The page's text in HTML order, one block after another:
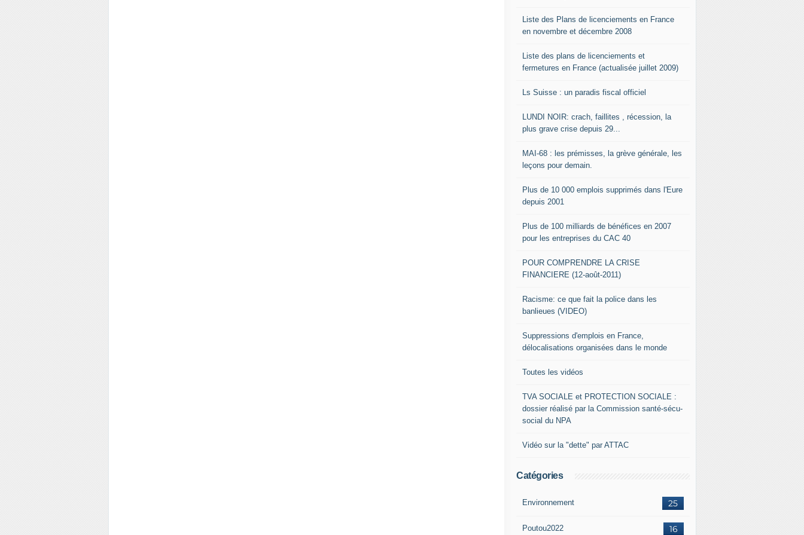
Liste des Plans de licenciements en France
en novembre et décembre 2008
Liste des plans de licenciements et
fermetures en France (actualisée juillet 2009)
Ls Suisse : un paradis fiscal officiel
LUNDI NOIR: crach, faillites , récession, la
plus grave crise depuis 29...
MAI-68 : les prémisses, la grève générale, les
leçons pour demain.
Plus de 10 000 emplois supprimés dans l'Eure
depuis 2001
Plus de 100 milliards de bénéfices en 2007
pour les entreprises du CAC 40
POUR COMPRENDRE LA CRISE
FINANCIERE (12-août-2011)
Racisme: ce que fait la police dans les
banlieues (VIDEO)
Suppressions d'emplois en France,
délocalisations organisées dans le monde
Toutes les vidéos
TVA SOCIALE et PROTECTION SOCIALE :
dossier réalisé par la Commission santé-sécu-
social du NPA
Vidéo sur la "dette" par ATTAC
Catégories
25
Environnement
16
Poutou2022